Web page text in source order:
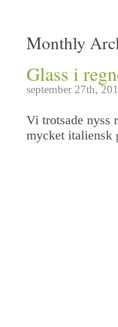
Monthly
Glass i
september 27th,
Vi trotsade nyss
mycket italiensk